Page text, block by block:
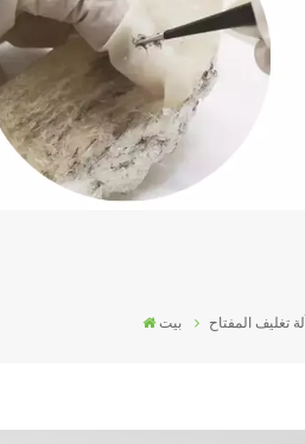
بيت آلة تغليف المفتاح